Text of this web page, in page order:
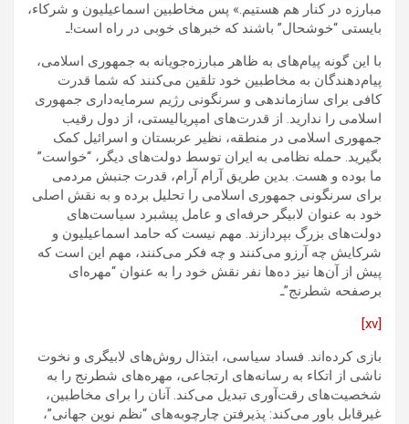
مبارزه در کنار هم هستیم.» پس مخاطبین اسماعیلیون و شرکاء،
بایستی “خوشحال” باشند که خبرهای خوبی در راه است!ـ
با این گونه پیام‌های به ظاهر مبارزه‌جویانه به جمهوری اسلامی،
پیام‌دهندگان به مخاطبین خود تلقین می‌کنند که شما قدرت
کافی برای سازماندهی و سرنگونی رژیم سرمایه‌داری جمهوری
اسلامی را ندارید. از قدرت‌های امپریالیستی، از دول رقیب
جمهوری اسلامی در منطقه، نظیر عربستان و اسرائیل کمک
بگیرید. حمله نظامی به ایران توسط دولت‌های دیگر، “خواست”
ما بوده و هست. بدین طریق آرام آرام، قدرت جنبش مردمی
برای سرنگونی جمهوری اسلامی را تحلیل برده و به نقش اصلی
خود به عنوان لابیگر حرفه‌ای و عامل پیشبرد سیاست‌های
دولت‌های بزرگ بپردازند. مهم نیست که حامد اسماعیلیون و
شرکایش چه آرزو می‌کنند و چه فکر می‌کنند، مهم این است که
پیش از آن‌ها نیز ده‌ها نفر نقش خود را به عنوان “مهره‌ای
برصفحه شطرنج”ـ
[xv]
بازی کرده‌اند. فساد سیاسی، ابتذال روش‌های لابیگری و نخوت
ناشی از اتکاء به رسانه‌های ارتجاعی، مهره‌های شطرنج را به
شخصیت‌های رقت‌آوری تبدیل می‌کند. آنان را برای مخاطبین،
غیرقابل باور می‌کند: پذیرفتن چارچوبه‌های “نظم نوین جهانی”،